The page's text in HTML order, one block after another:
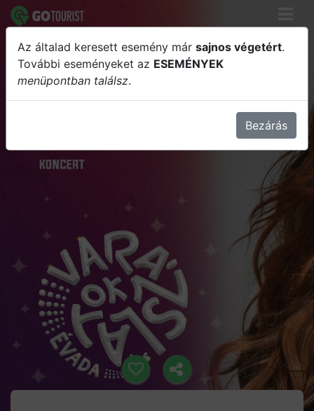
Rúzsa Magdi koncert
Az általad keresett esemény már sajnos végetért.
További eseményeket az ESEMÉNYEK
menüpontban találsz.
Bezárás